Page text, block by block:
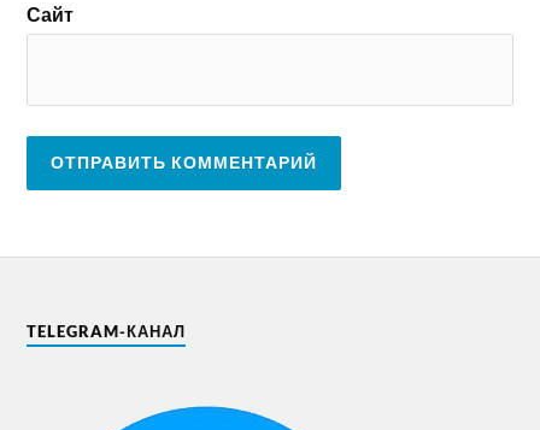
Сайт
TELEGRAM-КАНАЛ